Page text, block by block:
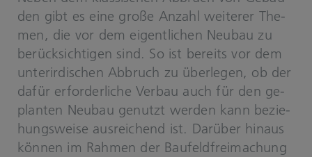
den gibt es eine große An­zahl wei­te­rer The­
men, die vor dem ei­gent­li­chen Neu­bau zu
be­rück­sich­ti­gen sind. So ist be­reits vor dem
un­ter­ir­di­schen Ab­bruch zu über­le­gen, ob der
dafür er­for­der­li­che Ver­bau auch für den ge­
plan­ten Neu­bau ge­nutzt wer­den kann be­zie­
hungs­wei­se aus­rei­chend ist. Dar­über hin­aus
kön­nen im Rah­men der Bau­feld­frei­ma­chung